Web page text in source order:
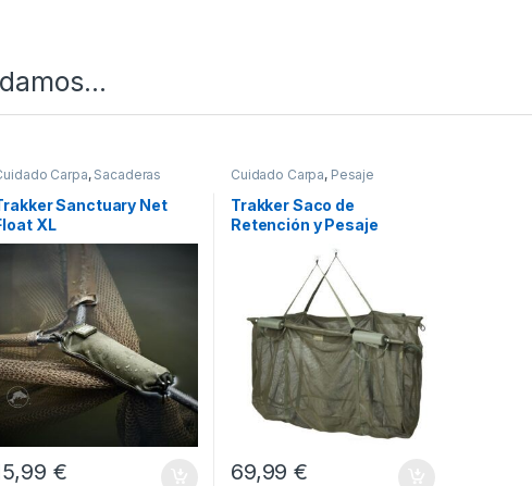
Carpa, Sacaderas
Sanctuary Net
XL
€
Cuidado Carpa, Pesaje
Trakker Saco de
Retención y Pesaje
69,99€